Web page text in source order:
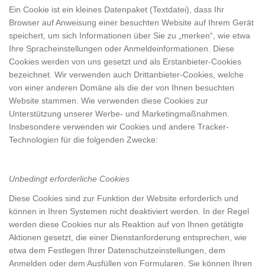
Ein Cookie ist ein kleines Datenpaket (Textdatei), dass Ihr
Browser auf Anweisung einer besuchten Website auf Ihrem Gerät
speichert, um sich Informationen über Sie zu „merken“, wie etwa
Ihre Spracheinstellungen oder Anmeldeinformationen. Diese
Cookies werden von uns gesetzt und als Erstanbieter-Cookies
bezeichnet. Wir verwenden auch Drittanbieter-Cookies, welche
von einer anderen Domäne als die der von Ihnen besuchten
Website stammen. Wie verwenden diese Cookies zur
Unterstützung unserer Werbe- und Marketingmaßnahmen.
Insbesondere verwenden wir Cookies und andere Tracker-
Technologien für die folgenden Zwecke:
Unbedingt erforderliche Cookies
Diese Cookies sind zur Funktion der Website erforderlich und
können in Ihren Systemen nicht deaktiviert werden. In der Regel
werden diese Cookies nur als Reaktion auf von Ihnen getätigte
Aktionen gesetzt, die einer Dienstanforderung entsprechen, wie
etwa dem Festlegen Ihrer Datenschutzeinstellungen, dem
Anmelden oder dem Ausfüllen von Formularen. Sie können Ihren